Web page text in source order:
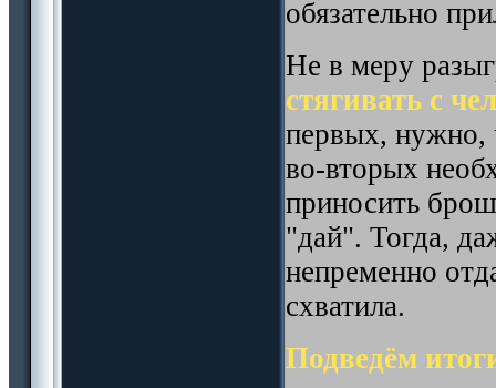
обязательно
Не в меру
стягивать с
первых, нужно,
во-вторых
приносить
"дай". Тогда,
непременно
схватила.
Подведём